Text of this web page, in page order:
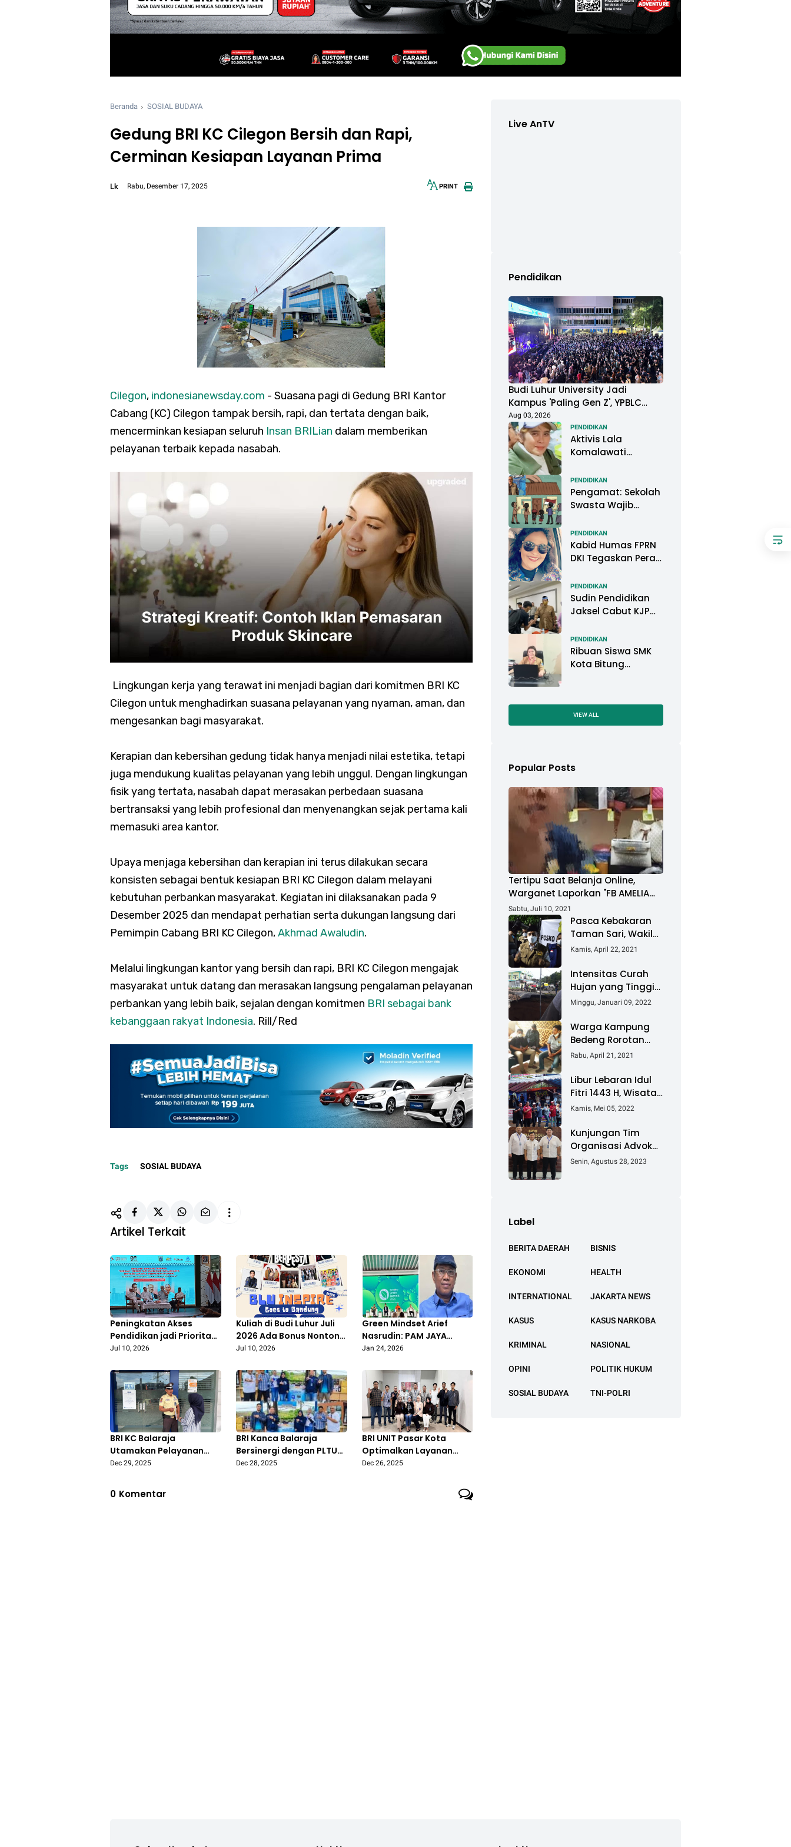
Beranda SOSIAL BUDAYA
Gedung BRI KC Cilegon Bersih dan Rapi,
Cerminan Kesiapan Layanan Prima
Lk Rabu, Desember 17, 2025 PRINT
Cilegon, indonesianewsday.com - Suasana pagi di Gedung BRI Kantor
Cabang (KC) Cilegon tampak bersih, rapi, dan tertata dengan baik,
mencerminkan kesiapan seluruh Insan BRILian dalam memberikan
pelayanan terbaik kepada nasabah.
Lingkungan kerja yang terawat ini menjadi bagian dari komitmen BRI KC
Cilegon untuk menghadirkan suasana pelayanan yang nyaman, aman, dan
mengesankan bagi masyarakat.
Kerapian dan kebersihan gedung tidak hanya menjadi nilai estetika, tetapi
juga mendukung kualitas pelayanan yang lebih unggul. Dengan lingkungan
fisik yang tertata, nasabah dapat merasakan perbedaan suasana
bertransaksi yang lebih profesional dan menyenangkan sejak pertama kali
memasuki area kantor.
Upaya menjaga kebersihan dan kerapian ini terus dilakukan secara
konsisten sebagai bentuk kesiapan BRI KC Cilegon dalam melayani
kebutuhan perbankan masyarakat. Kegiatan ini dilaksanakan pada 9
Desember 2025 dan mendapat perhatian serta dukungan langsung dari
Pemimpin Cabang BRI KC Cilegon,Akhmad Awaludin.
Melalui lingkungan kantor yang bersih dan rapi, BRI KC Cilegon mengajak
masyarakat untuk datang dan merasakan langsung pengalaman pelayanan
perbankan yang lebih baik, sejalan dengan komitmen BRI sebagai bank
kebanggaan rakyat Indonesia. Rill/Red
Tags SOSIAL BUDAYA
Artikel Terkait
Peningkatan Akses
Pendidikan jadi Prioritas
Pembangunan Jakarta
Jul 10, 2026
Kuliah di Budi Luhur Juli
2026 Ada Bonus Nonton
Vierratale, Tiket dan
Jul 10, 2026
Green Mindset Arief
Nasrudin: PAM JAYA
Andalkan Jatiluhur dan 13
Eksploitasi Air Tanah
Jan 24, 2026
BRI KC Balaraja
Utamakan Pelayanan
Ramah dan Informatif
Nasabah
Dec 29, 2025
BRI Kanca Balaraja
Bersinergi dengan PLTU
Lontar Gelar Jalan Sehat
Dec 28, 2025
BRI UNIT Pasar Kota
Optimalkan Layanan
Transaksi Harian dengan
Dec 26, 2025
0 Komentar
Live AnTV
Pendidikan
Budi Luhur University Jadi
Kampus 'Paling Gen Z', YPBLC
Dukung Mahasiswa Gelar
Festival Musik Berkapasitas
Ribuan Penonton
Aug 03, 2026
PENDIDIKAN
Aktivis Lala
Komalawati
Mariana: Jangan
Abaikan Psikologis
Anak di Tengah
PENDIDIKAN
Pengamat: Sekolah
Swasta Wajib
Pemkot Pontianak
PENDIDIKAN
Kabid Humas FPRN
DKI Tegaskan Peran
Pendidikan Tangani
Kasus
Perundungan
PENDIDIKAN
Sudin Pendidikan
Jaksel Cabut KJP
Langgar Konvensi
Hak Anak
PENDIDIKAN
Ribuan Siswa SMK
Kota Bitung
Ajaran 2022-2023
VIEW ALL
Popular Posts
Tertipu Saat Belanja Online,
Warganet Laporkan "FB AMELIA
ACHMAD"
Sabtu, Juli 10, 2021
Pasca Kebakaran
Taman Sari, Wakil
Walikota Kunjungi
Dan Salurkan
Bantuan
Kamis, April 22, 2021
Intensitas Curah
Hujan yang Tinggi
Akibatkan Jalan
Nyaris Putus
Minggu, Januari 09, 2022
Warga Kampung
Bedeng Rorotan
Jakarta Utara,
Pembebasan Lahan
Tol Cibitung -
Cilincing
Rabu, April 21, 2021
Libur Lebaran Idul
Fitri 1443 H, Wisata
Air Tambak Asmara
Ribuan Pengunjung
Kamis, Mei 05, 2022
Kunjungan Tim
Organisasi Advokat
(OA) Peradi Utama
Senin, Agustus 28, 2023
Label
BERITA DAERAH BISNIS
EKONOMI HEALTH
INTERNATIONAL JAKARTA NEWS
KASUS KASUS NARKOBA
KRIMINAL NASIONAL
OPINI POLITIK HUKUM
SOSIAL BUDAYA TNI-POLRI